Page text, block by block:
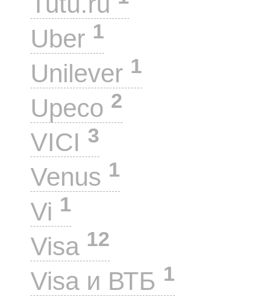
Uber 1
Unilever 1
Upeco 2
VICI 3
Venus 1
Vi 1
Visa 12
Visa и ВТБ 1